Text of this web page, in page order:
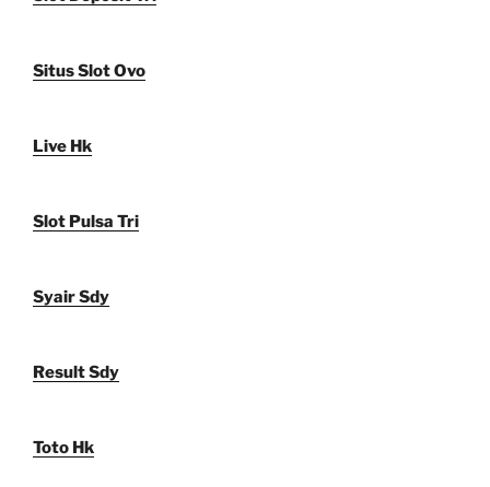
Situs Slot Ovo
Live Hk
Slot Pulsa Tri
Syair Sdy
Result Sdy
Toto Hk